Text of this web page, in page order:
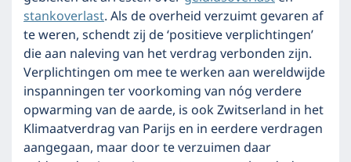
stankoverlast. Als de overheid verzuimt gevaren af
te weren, schendt zij de ‘positieve verplichtingen’
die aan naleving van het verdrag verbonden zijn.
Verplichtingen om mee te werken aan wereldwijde
inspanningen ter voorkoming van nóg verdere
opwarming van de aarde, is ook Zwitserland in het
Klimaatverdrag van Parijs en in eerdere verdragen
aangegaan, maar door te verzuimen daar